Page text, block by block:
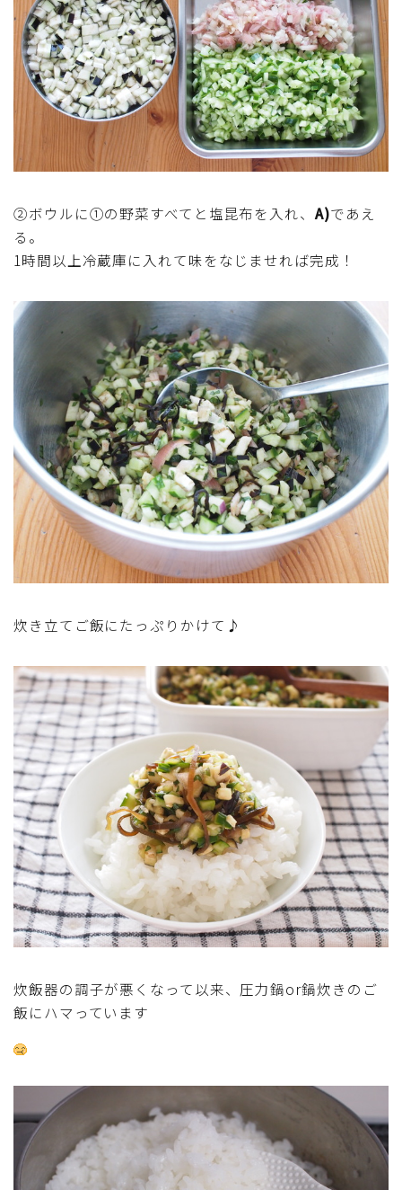
テーブルコーディネート・食器・調理器具
住・インテリア・小物・植物
離乳食・キッズメニュー
育児徒然
その他徒然
②ボウルに①の野菜すべてと塩昆布を入れ、A)であえ
る。
1時間以上冷蔵庫に入れて味をなじませれば完成！
炊き立てご飯にたっぷりかけて♪
炊飯器の調子が悪くなって以来、圧力鍋or鍋炊きのご
飯にハマっています